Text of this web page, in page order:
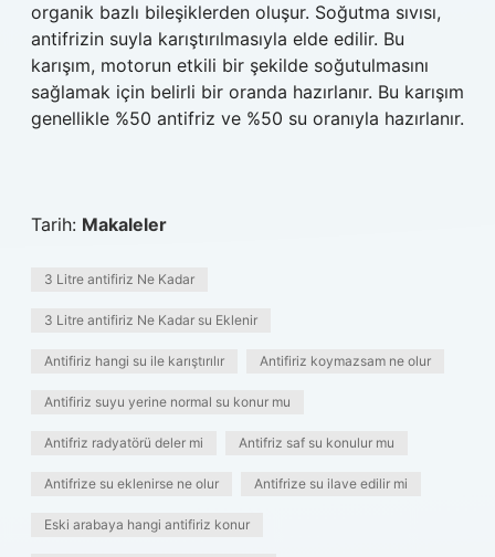
organik bazlı bileşiklerden oluşur. Soğutma sıvısı,
antifrizin suyla karıştırılmasıyla elde edilir. Bu
karışım, motorun etkili bir şekilde soğutulmasını
sağlamak için belirli bir oranda hazırlanır. Bu karışım
genellikle %50 antifriz ve %50 su oranıyla hazırlanır.
Tarih: Makaleler
3 Litre antifiriz Ne Kadar
3 Litre antifiriz Ne Kadar su Eklenir
Antifiriz hangi su ile karıştırılır Antifiriz koymazsam ne olur
Antifiriz suyu yerine normal su konur mu
Antifriz radyatörü deler mi Antifriz saf su konulur mu
Antifrize su eklenirse ne olur Antifrize su ilave edilir mi
Eski arabaya hangi antifiriz konur